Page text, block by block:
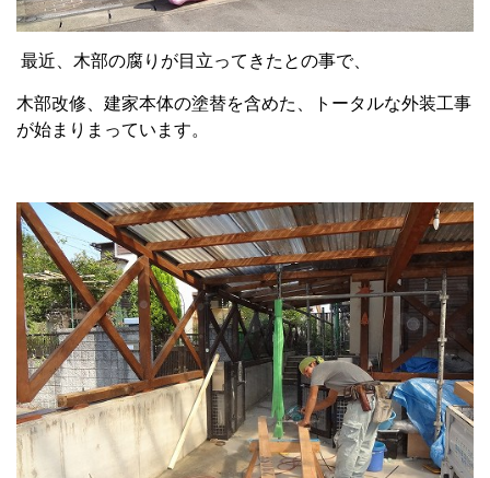
最近、木部の腐りが目立ってきたとの事で、
木部改修、建家本体の塗替を含めた、トータルな外装工事
が始まりまっています。